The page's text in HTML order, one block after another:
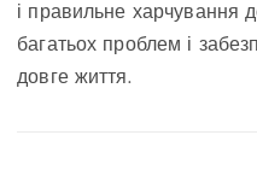
і правильне харчування
багатьох проблем і
довге життя.